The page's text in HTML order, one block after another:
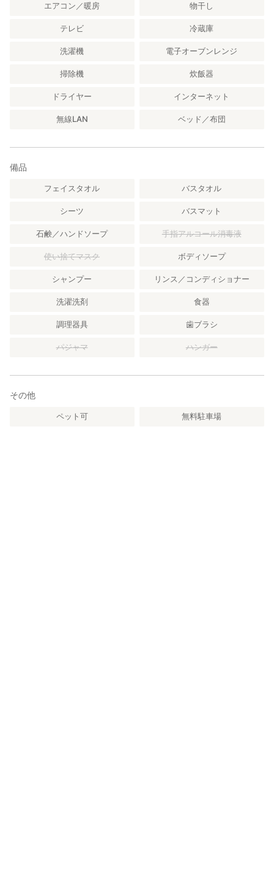
分ご注意ください。火
災・事故等につきまして、当宿では責任を負いかねます。
エアコン／暖房 物干し
テレビ 冷蔵庫
洗濯機 電子オーブンレンジ
掃除機 炊飯器
ドライヤー インターネット
無線LAN ベッド／布団
備品
フェイスタオル バスタオル
シーツ バスマット
石鹸／ハンドソープ 手指アルコール消毒液
使い捨てマスク ボディソープ
シャンプー リンス／コンディショナー
洗濯洗剤 食器
調理器具 歯ブラシ
パジャマ ハンガー
その他
ペット可 無料駐車場